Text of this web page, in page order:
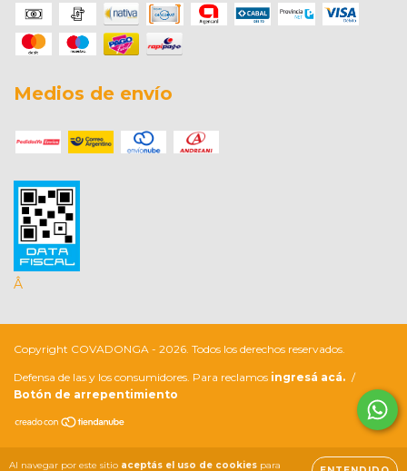
Al navegar por este sitio aceptás el uso de cookies para
Medios de envío
Â
Copyright COVADONGA - 2026. Todos los derechos reservados.
Defensa de las y los consumidores. Para reclamos ingresá acá. /
Botón de arrepentimiento